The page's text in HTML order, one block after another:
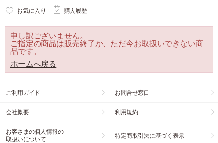
お気に入り 購入履歴
申し訳ございません。
ご指定の商品は販売終了か、ただ今お取扱いできない商
品です。
ホームへ戻る
ご利用ガイド お問合せ窓口
会社概要 利用規約
お客さまの個人情報の
取扱いについて
特定商取引法に基づく表示